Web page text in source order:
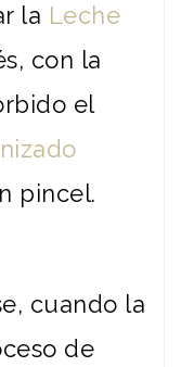
la Leche
con la
el
pincel.
cuando la
de